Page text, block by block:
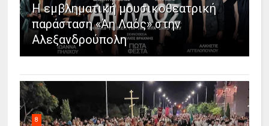
Η εμβληματική μουσικοθεατρική
παράσταση «Άη Λαός» στην
Αλεξανδρούπολη
8